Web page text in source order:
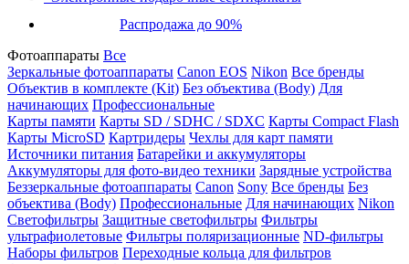
Распродажа до 90%
Фотоаппараты Все
Зеркальные фотоаппараты Canon EOS Nikon Все бренды
Объектив в комплекте (Kit) Без объектива (Body) Для
начинающих Профессиональные
Карты памяти Карты SD / SDHC / SDXC Карты Compact Flash
Карты MicroSD Картридеры Чехлы для карт памяти
Источники питания Батарейки и аккумуляторы
Аккумуляторы для фото-видео техники Зарядные устройства
Беззеркальные фотоаппараты Canon Sony Все бренды Без
объектива (Body) Профессиональные Для начинающих Nikon
Светофильтры Защитные светофильтры Фильтры
ультрафиолетовые Фильтры поляризационные ND-фильтры
Наборы фильтров Переходные кольца для фильтров